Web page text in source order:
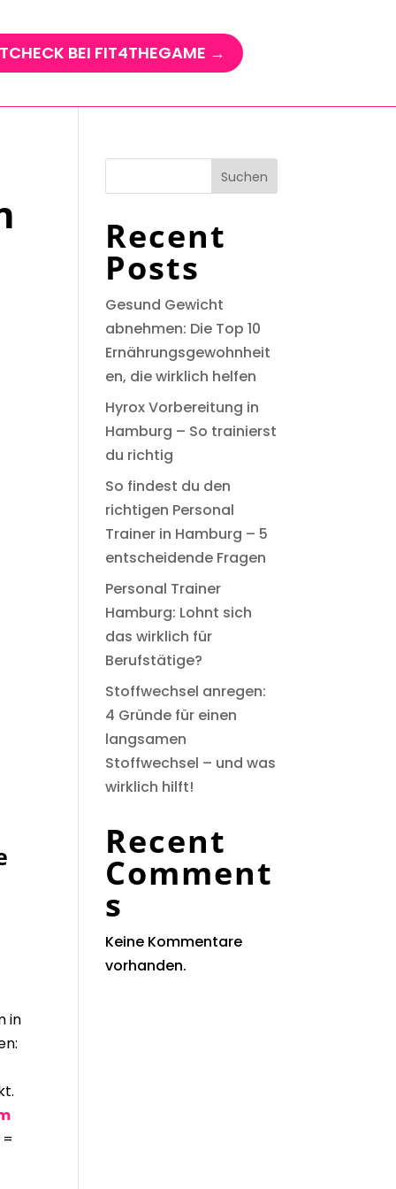
BEI FIT4THEGAME →
in
Suchen
Recent
Posts
Gesund Gewicht
abnehmen: Die Top 10
Ernährungsgewohnheit
en, die wirklich helfen
Hyrox Vorbereitung in
Hamburg – So trainierst
du richtig
So findest du den
richtigen Personal
Trainer in Hamburg – 5
entscheidende Fragen
Personal Trainer
Hamburg: Lohnt sich
das wirklich für
Berufstätige?
Stoffwechsel anregen:
4 Gründe für einen
langsamen
Stoffwechsel – und was
wirklich hilft!
Recent
Comment
s
Keine Kommentare
vorhanden.